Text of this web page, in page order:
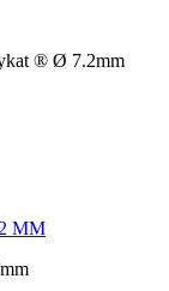
® Ø 7.2mm
MM